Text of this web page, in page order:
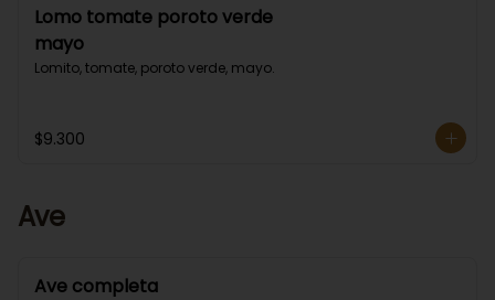
Lomo tomate poroto verde
mayo
Lomito, tomate, poroto verde, mayo.
$9.300
Ave
Ave completa